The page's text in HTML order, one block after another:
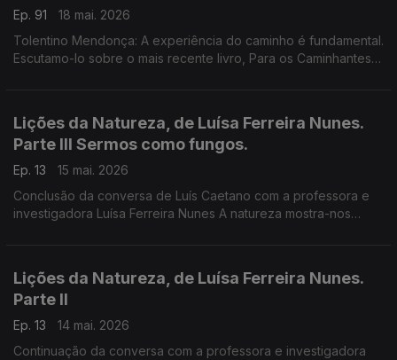
Ep. 91
18 mai. 2026
Tolentino Mendonça: A experiência do caminho é fundamental.
Escutamo-lo sobre o mais recente livro, Para os Caminhantes
Lições da Natureza, de Luísa Ferreira Nunes.
Parte III Sermos como fungos.
Ep. 13
15 mai. 2026
Conclusão da conversa de Luís Caetano com a professora e
investigadora Luísa Ferreira Nunes A natureza mostra-nos
Lições da Natureza, de Luísa Ferreira Nunes.
Parte II
Ep. 13
14 mai. 2026
Continuação da conversa com a professora e investigadora